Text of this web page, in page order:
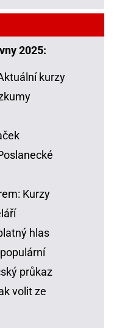
2025:
kurzy
Kurzy
hlas
průkaz
volit ze